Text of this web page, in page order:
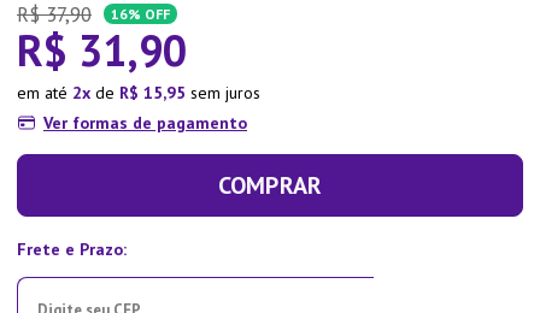
R$ 37,90 16% OFF
R$ 31,90
em até 2 de R$ 15,95 sem juros
Ver formas de pagamento
COMPRAR